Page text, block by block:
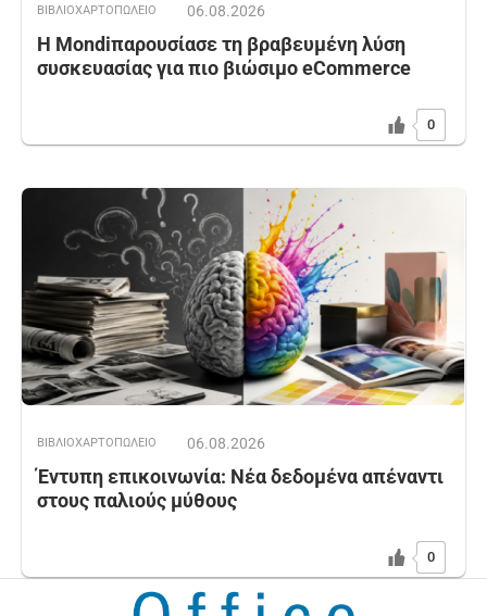
ΒΙΒΛΙΟΧΑΡΤΟΠΩΛΕΙΟ 06.08.2026
Η Mondiπαρουσίασε τη βραβευμένη λύση
συσκευασίας για πιο βιώσιμο eCommerce
0
ΒΙΒΛΙΟΧΑΡΤΟΠΩΛΕΙΟ 06.08.2026
Έντυπη επικοινωνία: Νέα δεδομένα απέναντι
στους παλιούς μύθους
0